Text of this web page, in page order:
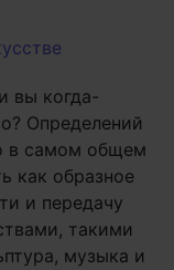
вы когда-
Определений
в самом общем
как образное
и передачу
такими
музыка и